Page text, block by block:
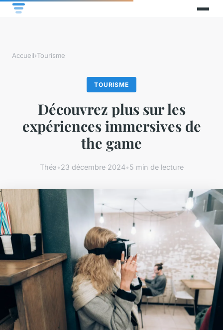
Accueil›Tourisme
TOURISME
Découvrez plus sur les
expériences immersives de
the game
Théa•23 décembre 2024•5 min de lecture